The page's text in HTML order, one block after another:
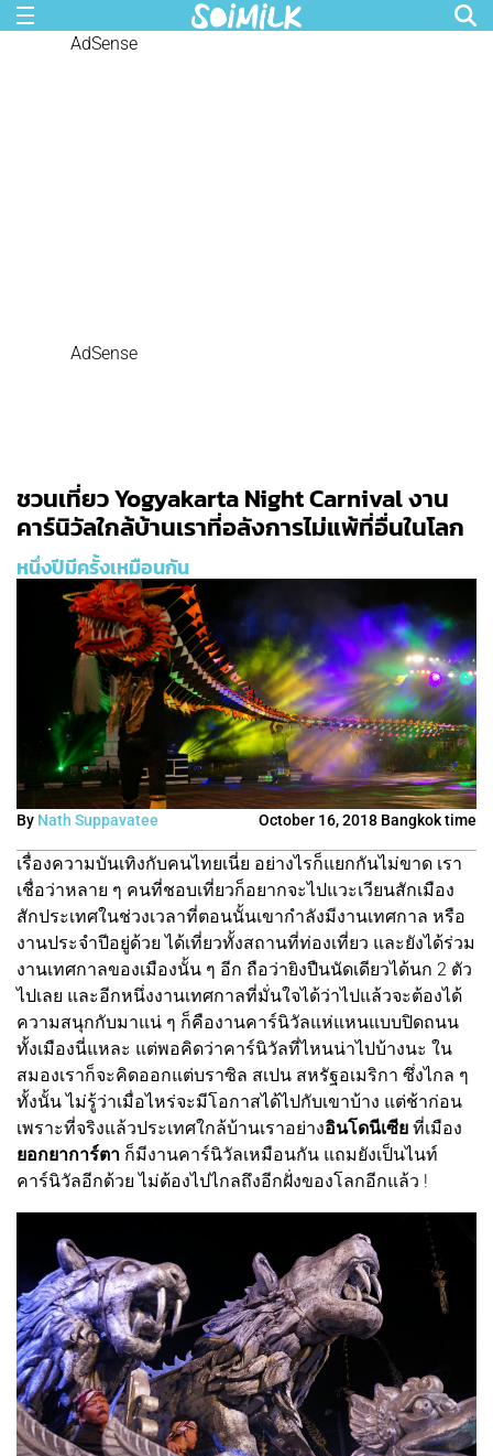
AdSense
AdSense
ชวนเที่ยว Yogyakarta Night Carnival งาน
คาร์นิวัลใกล้บ้านเราที่อลังการไม่แพ้ที่อื่นในโลก
หนึ่งปีมีครั้งเหมือนกัน
By Nath Suppavatee October 16, 2018 Bangkok time
เรื่องความบันเทิงกับคนไทยเนี่ย อย่างไรก็แยกกันไม่ขาด เรา
เชื่อว่าหลาย ๆ คนที่ชอบเที่ยวก็อยากจะไปแวะเวียนสักเมือง
สักประเทศในช่วงเวลาที่ตอนนั้นเขากำลังมีงานเทศกาล หรือ
งานประจำปีอยู่ด้วย ได้เที่ยวทั้งสถานที่ท่องเที่ยว และยังได้ร่วม
งานเทศกาลของเมืองนั้น ๆ อีก ถือว่ายิงปืนนัดเดียวได้นก 2 ตัว
ไปเลย และอีกหนึ่งงานเทศกาลที่มั่นใจได้ว่าไปแล้วจะต้องได้
ความสนุกกับมาแน่ ๆ ก็คืองานคาร์นิวัลแห่แหนแบบปิดถนน
ทั้งเมืองนี่แหละ แต่พอคิดว่าคาร์นิวัลที่ไหนน่าไปบ้างนะ ใน
สมองเราก็จะคิดออกแต่บราซิล สเปน สหรัฐอเมริกา ซึ่งไกล ๆ
ทั้งนั้น ไม่รู้ว่าเมื่อไหร่จะมีโอกาสได้ไปกับเขาบ้าง แต่ช้าก่อน
เพราะที่จริงแล้วประเทศใกล้บ้านเราอย่างอินโดนีเซีย ที่เมือง
ยอกยาการ์ตา ก็มีงานคาร์นิวัลเหมือนกัน แถมยังเป็นไนท์
คาร์นิวัลอีกด้วย ไม่ต้องไปไกลถึงอีกฝั่งของโลกอีกแล้ว !